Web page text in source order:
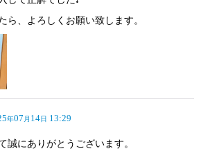
ら、よろしくお願い致します。
年07 月 14日 13:29
誠にありがとうございます。